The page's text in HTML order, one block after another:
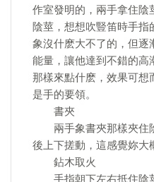
作室發明的，兩手拿住陰
陰莖，想想吹豎笛時手
象沒什麽大不了的，但逐
能量，讓他達到不錯的高
那樣來點什麽，效果可想
是手的要領。
書夾
兩手象書夾那樣夾住
後上下搓動，這感覺妳大
鉆木取火
手指朝下左右抵住陰